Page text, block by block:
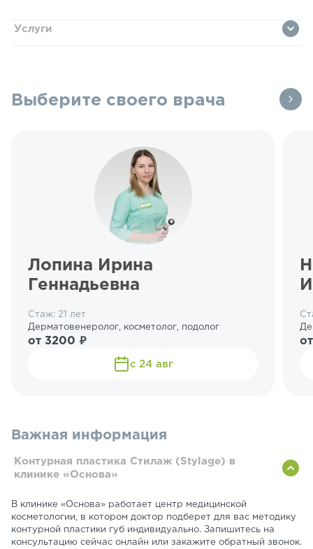
Услуги
Выберите своего врача
Лопина Ирина
Геннадьевна
Стаж: 21 лет
Дерматовенеролог, косметолог, подолог
от 3200 ₽
с 24 авг
Важная информация
Контурная пластика Стилаж (Stylage) в
клинике «Основа»
В клинике «Основа» работает центр медицинской
косметологии, в котором доктор подберет для вас методику
контурной пластики губ индивидуально. Запишитесь на
консультацию сейчас онлайн или закажите обратный звонок.